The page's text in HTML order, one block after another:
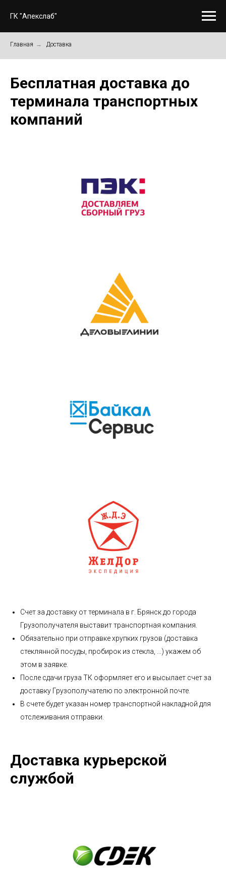
ГК "Апекслаб"
Главная → Доставка
Бесплатная доставка до
терминала транспортных
компаний
Счет за доставку от терминала в г. Брянск до города
Грузополучателя выставит транспортная компания.
Обязательно при отправке хрупких грузов (доставка
стеклянной посуды, пробирок из стекла, ...) укажем об
этом в заявке.
После сдачи груза ТК оформляет его и высылает счет за
доставку Грузополучателю по электронной почте.
В счете будет указан номер транспортной накладной для
отслеживания отправки.
Доставка курьерской
службой